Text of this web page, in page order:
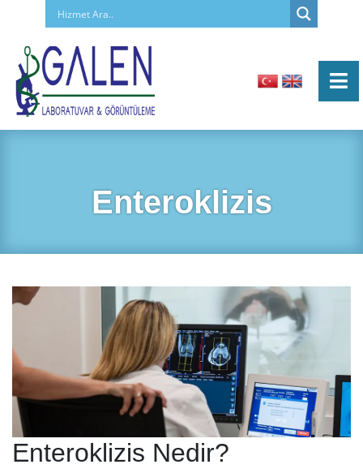
Enteroklizis
Enteroklizis Nedir?